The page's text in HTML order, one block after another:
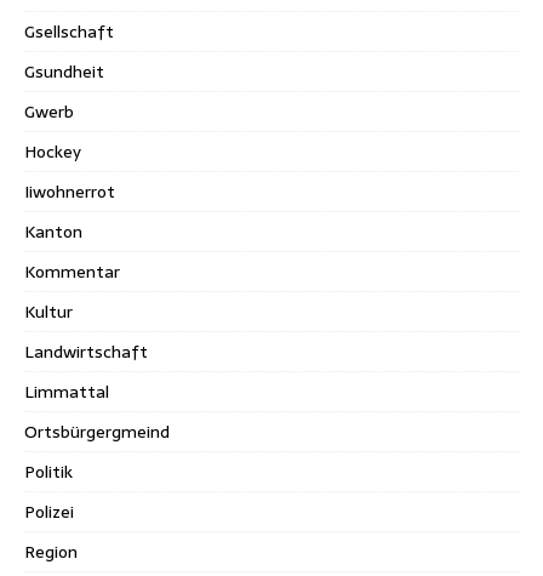
Gsellschaft
Gsundheit
Gwerb
Hockey
Iiwohnerrot
Kanton
Kommentar
Kultur
Landwirtschaft
Limmattal
Ortsbürgergmeind
Politik
Polizei
Region